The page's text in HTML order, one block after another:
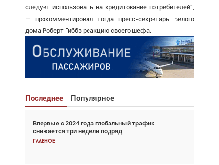
следует использовать на кредитование потребителей",
— прокомментировал тогда пресс-секретарь Белого
дома Роберт Гиббз реакцию своего шефа.
Последнее Популярное
Впервые с 2024 года глобальный трафик
снижается три недели подряд
Главное
Взгляд с высоты: тандем вертолётов и БПЛА в
спасательных операциях
Главное